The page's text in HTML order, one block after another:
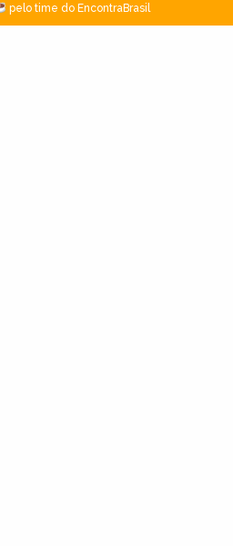
pelo time do EncontraBrasil